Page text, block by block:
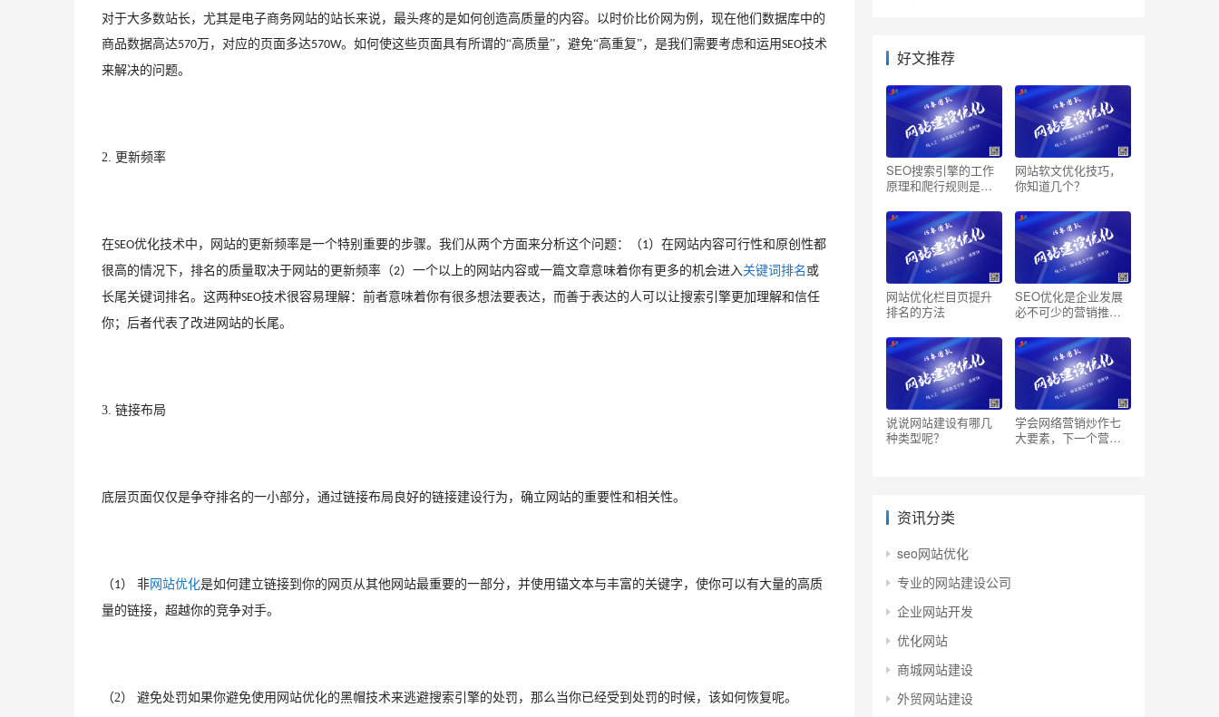
对于大多数站长，尤其是电子商务网站的站长来说，最头疼的是如何创造高质量的内容。以时价比价网为例，现在他们数据库中的
商品数据高达570万，对应的页面多达570W。如何使这些页面具有所谓的“高质量”，避免“高重复”，是我们需要考虑和运用SEO技术
来解决的问题。
2. 更新频率
在SEO优化技术中，网站的更新频率是一个特别重要的步骤。我们从两个方面来分析这个问题：（1）在网站内容可行性和原创性都
很高的情况下，排名的质量取决于网站的更新频率（2）一个以上的网站内容或一篇文章意味着你有更多的机会进入 关键词排名 或
长尾关键词排名。这两种SEO技术很容易理解：前者意味着你有很多想法要表达，而善于表达的人可以让搜索引擎更加理解和信任
你；后者代表了改进网站的长尾。
3. 链接布局
底层页面仅仅是争夺排名的一小部分，通过链接布局良好的链接建设行为，确立网站的重要性和相关性。
（1） 非网站优化是如何建立链接到你的网页从其他网站最重要的一部分，并使用锚文本与丰富的关键字，使你可以有大量的高质
量的链接，超越你的竞争对手。
（2） 避免处罚如果你避免使用网站优化的黑帽技术来逃避搜索引擎的处罚，那么当你已经受到处罚的时候，该如何恢复呢。
好文推荐
SEO搜索引擎的工作
原理和爬行规则是怎
网站软文优化技巧，
你知道几个？
网站优化栏目页提升
排名的方法
SEO优化是企业发展
必不可少的营销推广
说说网站建设有哪几
种类型呢？
学会网络营销炒作七
大要素，下一个营销
资讯分类
seo网站优化
专业的网站建设公司
企业网站开发
优化网站
商城网站建设
外贸网站建设